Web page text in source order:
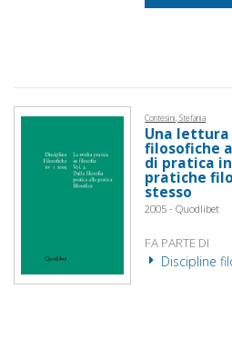
Contesini, Stefania
Una
filosofiche
di pratica
pratiche
stesso
2005 - Quodlibet
FA PARTE DI
Discipline